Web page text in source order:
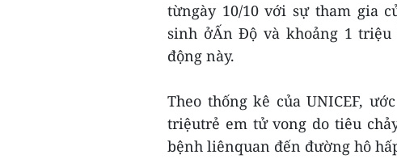
từngày 10/10 với sự tham gia
sinh ởẤn Độ và khoảng 1
động này.
Theo thống kê của UNICEF,
triệutrẻ em tử vong do tiêu
bệnh liênquan đến đường hô